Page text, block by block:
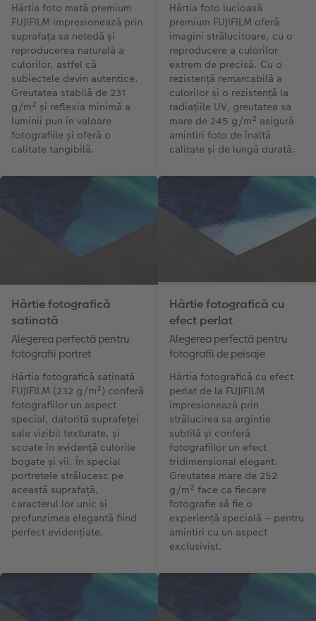
Hârtia foto mată premium
FUJIFILM impresionează prin
suprafața sa netedă și
reproducerea naturală a
culorilor, astfel că
subiectele devin autentice.
Greutatea stabilă de 231
g/m² și reflexia minimă a
luminii pun în valoare
fotografiile și oferă o
calitate tangibilă.
Hârtia foto lucioasă
premium FUJIFILM oferă
imagini strălucitoare, cu o
reproducere a culorilor
extrem de precisă. Cu o
rezistență remarcabilă a
culorilor și o rezistență la
radiațiile UV, greutatea sa
mare de 245 g/m² asigură
amintiri foto de înaltă
calitate și de lungă durată.
Hârtie fotografică
satinată
Alegerea perfectă pentru
fotografii portret
Hârtia fotografică satinată
FUJIFILM (232 g/m²) conferă
fotografiilor un aspect
special, datorită suprafeței
sale vizibil texturate, și
scoate în evidență culorile
bogate și vii. În special
portretele strălucesc pe
această suprafață,
caracterul lor unic și
profunzimea elegantă fiind
perfect evidențiate.
Hârtie fotografică cu
efect perlat
Alegerea perfectă pentru
fotografii de peisaje
Hârtia fotografică cu efect
perlat de la FUJIFILM
impresionează prin
strălucirea sa argintie
subtilă și conferă
fotografiilor un efect
tridimensional elegant.
Greutatea mare de 252
g/m² face ca fiecare
fotografie să fie o
experiență specială – pentru
amintiri cu un aspect
exclusivist.